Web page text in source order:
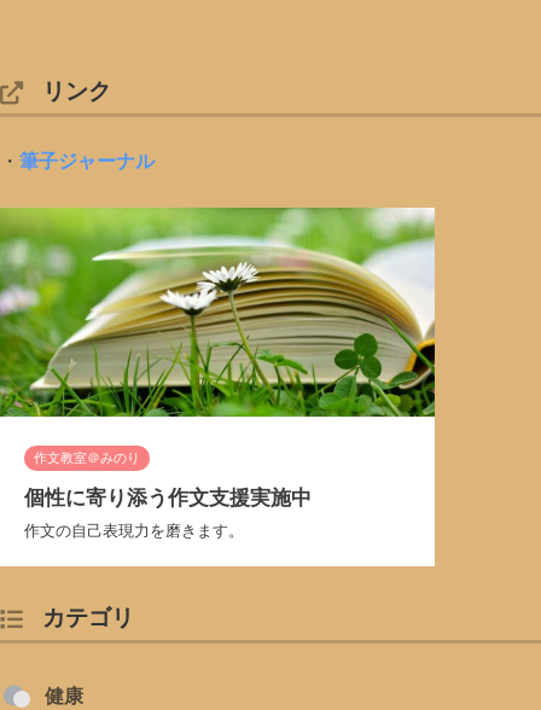
リンク
・ 筆子ジャーナル
作文教室＠みのり
個性に寄り添う作文支援実施中
作文の自己表現力を磨きます。
カテゴリ
健康